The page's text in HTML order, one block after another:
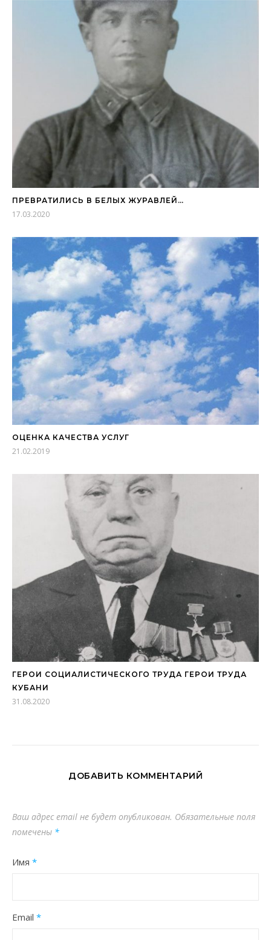
ПРЕВРАТИЛИСЬ В БЕЛЫХ ЖУРАВЛЕЙ…
17.03.2020
ОЦЕНКА КАЧЕСТВА УСЛУГ
21.02.2019
ГЕРОИ СОЦИАЛИСТИЧЕСКОГО ТРУДА ГЕРОИ ТРУДА
КУБАНИ
31.08.2020
ДОБАВИТЬ КОММЕНТАРИЙ
Ваш адрес email не будет опубликован. Обязательные поля
помечены *
Имя *
Email *